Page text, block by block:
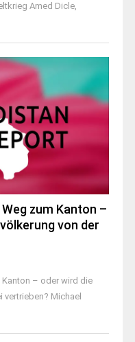
Amed Dicle,
zum Kanton –
von der
Kanton – oder wird die
vertrieben? Michael